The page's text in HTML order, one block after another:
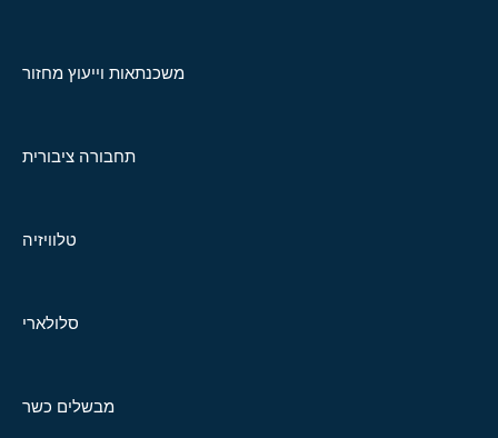
משכנתאות וייעוץ מחזור
תחבורה ציבורית
טלוויזיה
סלולארי
מבשלים כשר